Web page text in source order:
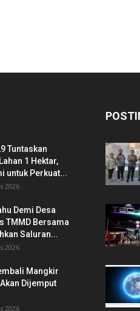
Tuntaskan
1 Hektar,
untuk Perkuat...
2026
Demi Desa
TMMD Bersama
Saluran...
2026
Mangkir
Dijemput
2026